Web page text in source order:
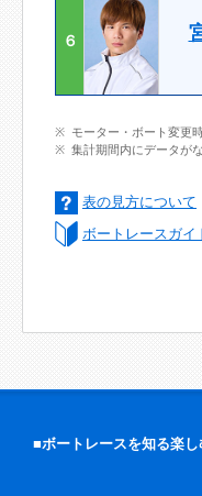
６
モーター・ボート変更
集計期間内にデータが
表の見方について
ボートレースガイ
■ボートレースを知る楽し